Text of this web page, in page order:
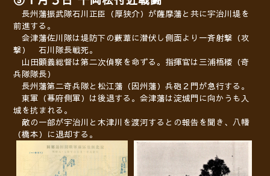
長州藩振武隊石川正臣（厚狭介）が薩摩藩と共に宇治川堤を
前進する。
会津藩佐川隊は堤防下の藪葦に潜伏し側面より一斉射撃（攻
撃） 石川隊長戦死。
山田顕義総督は第二次偵察を命ずる。指揮官は三浦梧楼（奇
兵隊隊長）
長州藩第二奇兵隊と松江藩（因州藩）兵砲２門が急行する。
東軍（幕府側軍） は後退する。 会津藩は淀城門に向かうも入
城を抗まれる。
敵の一部が宇治川と木津川を渡河するとの報告を聞き、八幡
（橋本）に退却する。